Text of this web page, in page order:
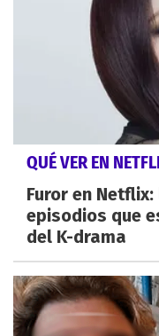
QUÉ VER EN
Furor en
episodios que
del K-drama